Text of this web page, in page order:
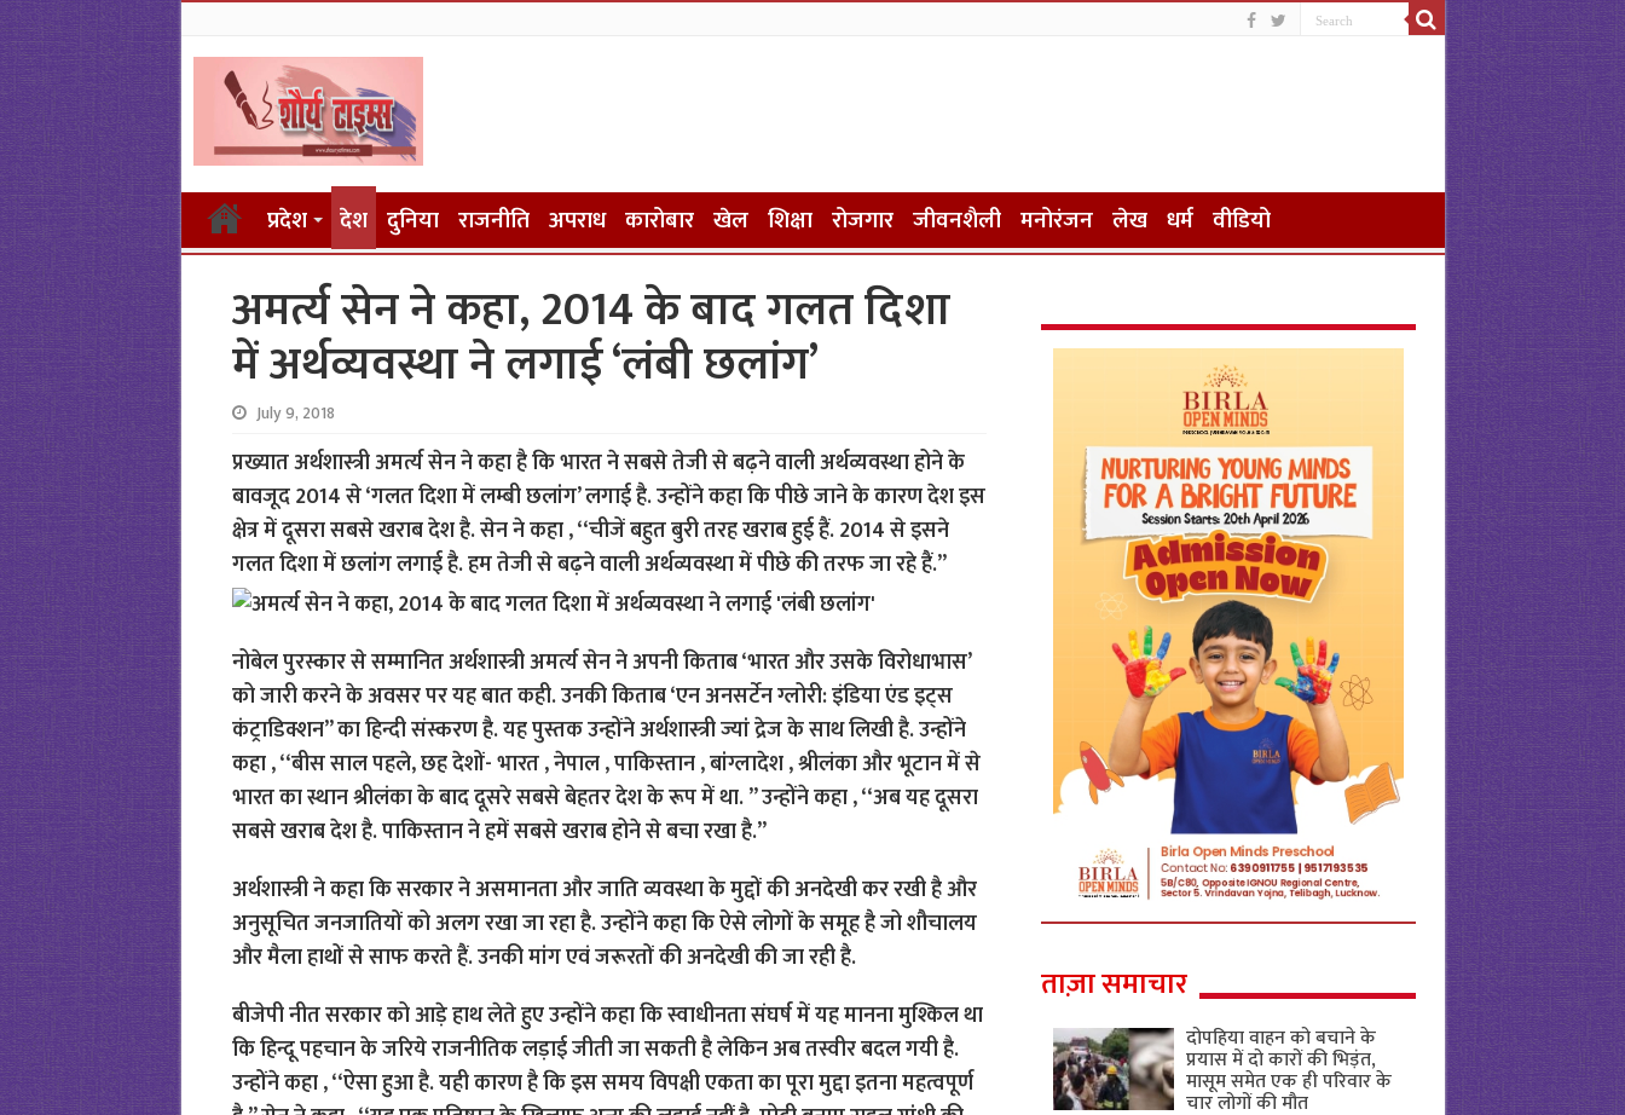
प्रदेश देश दुनिया राजनीति अपराध कारोबार खेल शिक्षा रोजगार जीवनशैली मनोरंजन लेख धर्म वीडियो
अमर्त्य सेन ने कहा, 2014 के बाद गलत दिशा
में अर्थव्यवस्था ने लगाई ‘लंबी छलांग’
July 9, 2018
प्रख्यात अर्थशास्त्री अमर्त्य सेन ने कहा है कि भारत ने सबसे तेजी से बढ़ने वाली अर्थव्यवस्था होने के
बावजूद 2014 से ‘गलत दिशा में लम्बी छलांग’ लगाई है. उन्होंने कहा कि पीछे जाने के कारण देश इस
क्षेत्र में दूसरा सबसे खराब देश है. सेन ने कहा , ‘‘चीजें बहुत बुरी तरह खराब हुई हैं. 2014 से इसने
गलत दिशा में छलांग लगाई है. हम तेजी से बढ़ने वाली अर्थव्यवस्था में पीछे की तरफ जा रहे हैं.’’
नोबेल पुरस्कार से सम्मानित अर्थशास्त्री अमर्त्य सेन ने अपनी किताब ‘भारत और उसके विरोधाभास’
को जारी करने के अवसर पर यह बात कही. उनकी किताब ‘एन अनसर्टेन ग्लोरी: इंडिया एंड इट्स
कंट्राडिक्शन’’ का हिन्दी संस्करण है. यह पुस्तक उन्होंने अर्थशास्त्री ज्यां द्रेज के साथ लिखी है. उन्होंने
कहा , ‘‘बीस साल पहले, छह देशों- भारत , नेपाल , पाकिस्तान , बांग्लादेश , श्रीलंका और भूटान में से
भारत का स्थान श्रीलंका के बाद दूसरे सबसे बेहतर देश के रूप में था. ’’ उन्होंने कहा , ‘‘अब यह दूसरा
सबसे खराब देश है. पाकिस्तान ने हमें सबसे खराब होने से बचा रखा है.’’
अर्थशास्त्री ने कहा कि सरकार ने असमानता और जाति व्यवस्था के मुद्दों की अनदेखी कर रखी है और
अनुसूचित जनजातियों को अलग रखा जा रहा है. उन्होंने कहा कि ऐसे लोगों के समूह है जो शौचालय
और मैला हाथों से साफ करते हैं. उनकी मांग एवं जरूरतों की अनदेखी की जा रही है.
बीजेपी नीत सरकार को आड़े हाथ लेते हुए उन्होंने कहा कि स्वाधीनता संघर्ष में यह मानना मुश्किल था
कि हिन्दू पहचान के जरिये राजनीतिक लड़ाई जीती जा सकती है लेकिन अब तस्वीर बदल गयी है.
उन्होंने कहा , ‘‘ऐसा हुआ है. यही कारण है कि इस समय विपक्षी एकता का पूरा मुद्दा इतना महत्वपूर्ण
ताज़ा समाचार
दोपहिया वाहन को बचाने के
प्रयास में दो कारों की भिड़ंत,
मासूम समेत एक ही परिवार के
चार लोगों की मौत